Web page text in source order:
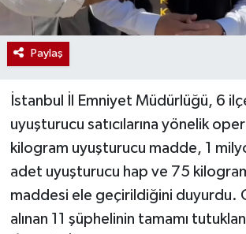
Paylaş
İstanbul İl Emniyet Müdürlüğü, 6
uyuşturucu satıcılarına yönelik
kilogram uyuşturucu madde, 1
adet uyuşturucu hap ve 75
maddesi ele geçirildiğini duyurdu.
alınan 11 şüphelinin tamamı